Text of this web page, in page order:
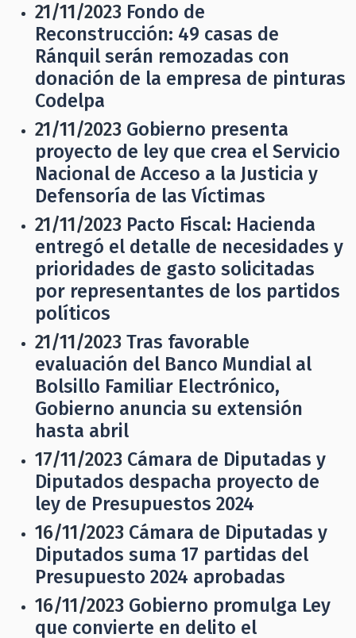
21/11/2023 Fondo de
Reconstrucción: 49 casas de
Ránquil serán remozadas con
donación de la empresa de pinturas
Codelpa
21/11/2023 Gobierno presenta
proyecto de ley que crea el Servicio
Nacional de Acceso a la Justicia y
Defensoría de las Víctimas
21/11/2023 Pacto Fiscal: Hacienda
entregó el detalle de necesidades y
prioridades de gasto solicitadas
por representantes de los partidos
políticos
21/11/2023 Tras favorable
evaluación del Banco Mundial al
Bolsillo Familiar Electrónico,
Gobierno anuncia su extensión
hasta abril
17/11/2023 Cámara de Diputadas y
Diputados despacha proyecto de
ley de Presupuestos 2024
16/11/2023 Cámara de Diputadas y
Diputados suma 17 partidas del
Presupuesto 2024 aprobadas
16/11/2023 Gobierno promulga Ley
que convierte en delito el